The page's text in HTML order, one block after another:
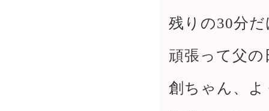
残りの30分
頑張って父
創ちゃん、